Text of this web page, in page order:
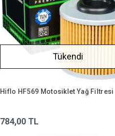
Tükendi
Hiflo HF569 Motosiklet Yağ Filtresi
784,00 TL